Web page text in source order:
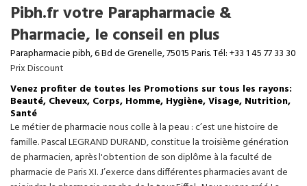
Pibh.fr votre Parapharmacie &
Pharmacie, le conseil en plus
Parapharmacie pibh, 6 Bd de Grenelle, 75015 Paris. Tél: +33 1 45 77 33 30
Prix Discount
Venez profiter de toutes les Promotions sur tous les rayons:
Beauté, Cheveux, Corps, Homme, Hygiène, Visage, Nutrition,
Santé
Le métier de pharmacie nous colle à la peau : c’est une histoire de
famille. Pascal LEGRAND DURAND, constitue la troisième génération
de pharmacien, après l'obtention de son diplôme à la faculté de
pharmacie de Paris XI. J’exerce dans différentes pharmacies avant de